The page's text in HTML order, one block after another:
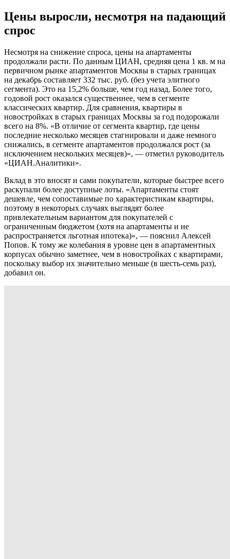
Цены выросли, несмотря на падающий
спрос
Несмотря на снижение спроса, цены на апартаменты
продолжали расти. По данным ЦИАН, средняя цена 1 кв. м на
первичном рынке апартаментов Москвы в старых границах
на декабрь составляет 332 тыс. руб. (без учета элитного
сегмента). Это на 15,2% больше, чем год назад. Более того,
годовой рост оказался существеннее, чем в сегменте
классических квартир. Для сравнения, квартиры в
новостройках в старых границах Москвы за год подорожали
всего на 8%. «В отличие от сегмента квартир, где цены
последние несколько месяцев стагнировали и даже немного
снижались, в сегменте апартаментов продолжался рост (за
исключением нескольких месяцев)», — отметил руководитель
«ЦИАН.Аналитики».
Вклад в это вносят и сами покупатели, которые быстрее всего
раскупали более доступные лоты. «Апартаменты стоят
дешевле, чем сопоставимые по характеристикам квартиры,
поэтому в некоторых случаях выглядят более
привлекательным вариантом для покупателей с
ограниченным бюджетом (хотя на апартаменты и не
распространяется льготная ипотека)», — пояснил Алексей
Попов. К тому же колебания в уровне цен в апартаментных
корпусах обычно заметнее, чем в новостройках с квартирами,
поскольку выбор их значительно меньше (в шесть-семь раз),
добавил он.